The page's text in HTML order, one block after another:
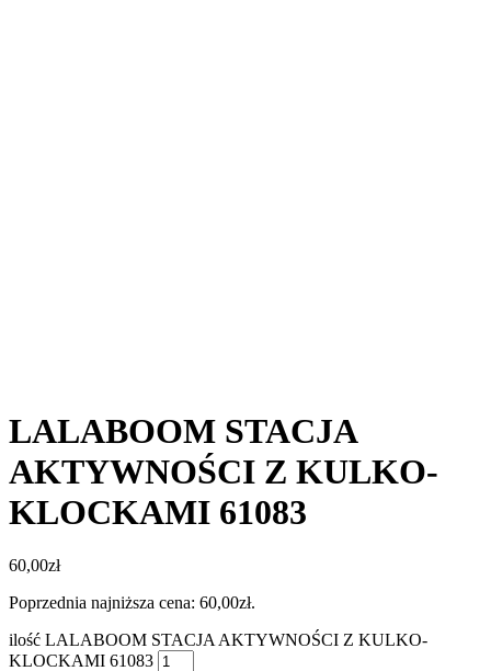
LALABOOM STACJA
AKTYWNOŚCI Z KULKO-
KLOCKAMI 61083
60,00zł
Poprzednia najniższa cena: 60,00zł.
ilość LALABOOM STACJA AKTYWNOŚCI Z KULKO-
KLOCKAMI 61083